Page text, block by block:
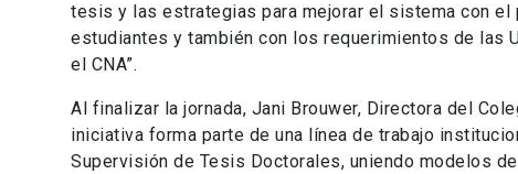
tesis y las estrategias para mejorar el sistema con
estudiantes y también con los requerimientos de
el CNA”.
Al finalizar la jornada, Jani Brouwer, Directora del
iniciativa forma parte de una línea de trabajo
Supervisión de Tesis Doctorales, uniendo modelos